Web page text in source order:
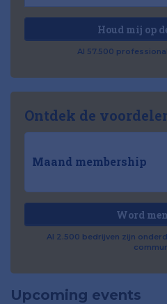
Houd mij op
Al 57.500
Ontdek de
Maand membership
Word
Al 2.500 bedrijven zijn
Upcoming events